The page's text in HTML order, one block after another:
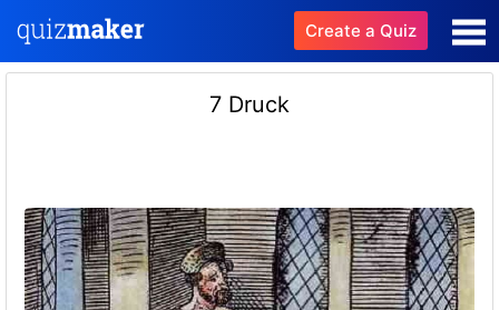
Create a Quiz
7 Druck